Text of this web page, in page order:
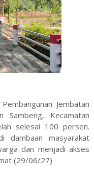
Jembatan
Kecamatan
selesai 100 persen.
dambaan masyarakat
dan menjadi akses
(29/06/27)